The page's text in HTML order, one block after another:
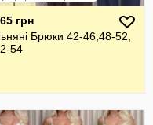
грн
Брюки 42-46,48-52,
54